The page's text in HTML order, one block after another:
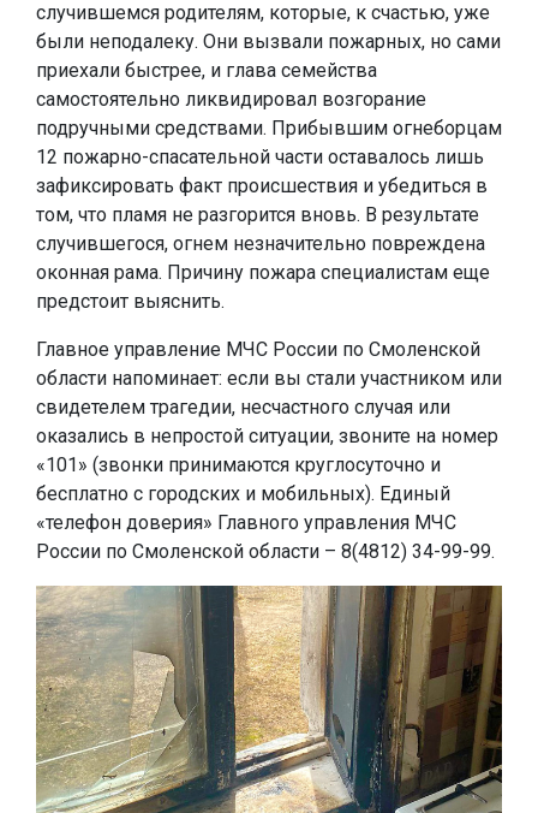
случившемся родителям, которые, к счастью, уже
были неподалеку. Они вызвали пожарных, но сами
приехали быстрее, и глава семейства
самостоятельно ликвидировал возгорание
подручными средствами. Прибывшим огнеборцам
12 пожарно-спасательной части оставалось лишь
зафиксировать факт происшествия и убедиться в
том, что пламя не разгорится вновь. В результате
случившегося, огнем незначительно повреждена
оконная рама. Причину пожара специалистам еще
предстоит выяснить.
Главное управление МЧС России по Смоленской
области напоминает: если вы стали участником или
свидетелем трагедии, несчастного случая или
оказались в непростой ситуации, звоните на номер
«101» (звонки принимаются круглосуточно и
бесплатно с городских и мобильных). Единый
«телефон доверия» Главного управления МЧС
России по Смоленской области – 8(4812) 34-99-99.